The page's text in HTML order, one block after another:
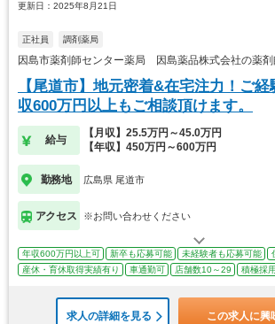
更新日：2025年8月21日
正社員 調剤薬局
因島市薬剤師センター薬局 因島薬品株式会社の薬剤
【尾道市】地元密着&在宅注力！ご
収600万円以上もご相談頂けます。
給与
【月収】25.5万円～45.0万円
【年収】450万円～600万円
勤務地 広島県 尾道市
アクセス ※お問い合わせください
年収600万円以上可 新卒も応募可能 未経験者も応募可能
産休・育休取得実績有り
車通勤可 店舗数10～29 積極採
求人の詳細を見る この求人に興